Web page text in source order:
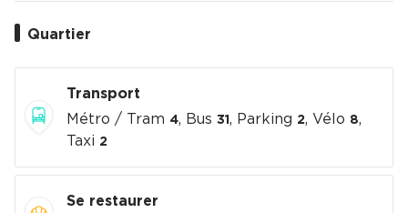
Quartier
Transport
Métro / Tram 4, Bus 31 , Parking 2, Vélo 8,
Taxi 2
Se restaurer